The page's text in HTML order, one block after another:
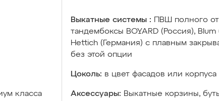
Выкатные системы :
ПВШ полного
тандембоксы BOYARD (Россия),
Hettich (Германия) с плавным
без этой опции
Цоколь: в цвет фасадов или корпуса
класса
Аксессуары: Выкатные корзины,